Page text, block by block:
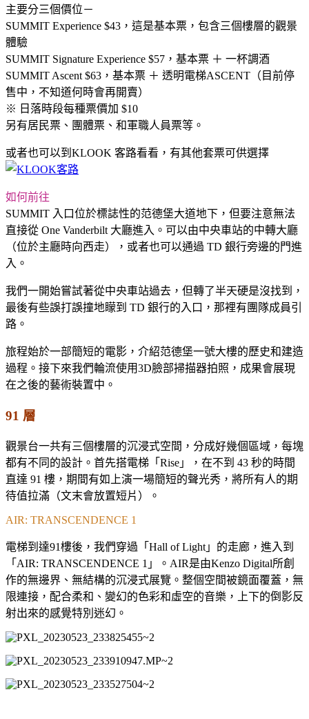
主要分三個價位－
SUMMIT Experience $43，這是基本票，包含三個樓層的觀景
體驗
SUMMIT Signature Experience $57，基本票 ＋ 一杯調酒
SUMMIT Ascent $63，基本票 ＋ 透明電梯ASCENT（目前停
售中，不知道何時會再開賣）
※ 日落時段每種票價加 $10
另有居民票、團體票、和軍職人員票等。
或者也可以到KLOOK 客路看看，有其他套票可供選擇
如何前往
SUMMIT 入口位於標誌性的范德堡大道地下，但要注意無法
直接從 One Vanderbilt 大廳進入。可以由中央車站的中轉大廳
（位於主廳時向西走），或者也可以通過 TD 銀行旁邊的門進
入。
我們一開始嘗試著從中央車站過去，但轉了半天硬是沒找到，
最後有些誤打誤撞地矇到 TD 銀行的入口，那裡有團隊成員引
路。
旅程始於一部簡短的電影，介紹范德堡一號大樓的歷史和建造
過程。接下來我們輪流使用3D臉部掃描器拍照，成果會展現
在之後的藝術裝置中。
91 層
觀景台一共有三個樓層的沉浸式空間，分成好幾個區域，每塊
都有不同的設計。首先搭電梯「Rise」，在不到 43 秒的時間
直達 91 樓，期間有如上演一場簡短的聲光秀，將所有人的期
待值拉滿（文末會放置短片）。
AIR: TRANSCENDENCE 1
電梯到達91樓後，我們穿過「Hall of Light」的走廊，進入到
「AIR: TRANSCENDENCE 1」。AIR是由Kenzo Digital所創
作的無邊界、無結構的沉浸式展覽。整個空間被鏡面覆蓋，無
限連接，配合柔和、變幻的色彩和虛空的音樂，上下的倒影反
射出來的感覺特別迷幻。